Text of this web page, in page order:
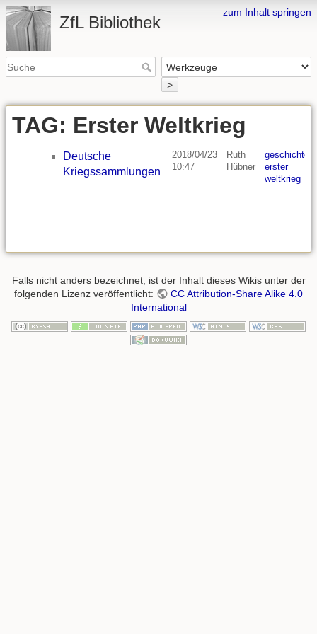
zum Inhalt springen
ZfL Bibliothek
>
TAG: Erster Weltkrieg
Deutsche
Kriegssammlungen
2018/04/23
10:47
Ruth
Hübner
geschichte
erster
weltkrieg
Falls nicht anders bezeichnet, ist der Inhalt dieses Wikis unter der
folgenden Lizenz veröffentlicht:
CC Attribution-Share Alike 4.0
International